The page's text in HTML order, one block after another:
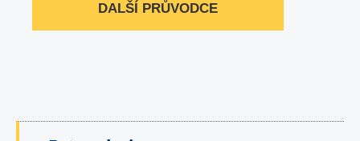
DALŠÍ PRŮVODCE